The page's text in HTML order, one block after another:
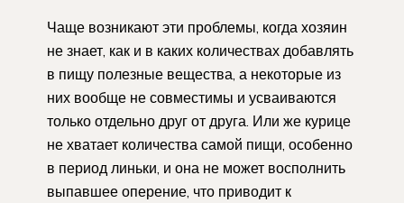
Чаще возникают эти проблемы, когда хозяин
не знает, как и в каких количествах добавлять
в пищу полезные вещества, а некоторые из
них вообще не совместимы и усваиваются
только отдельно друг от друга. Или же курице
не хватает количества самой пищи, особенно
в период линьки, и она не может восполнить
выпавшее оперение, что приводит к